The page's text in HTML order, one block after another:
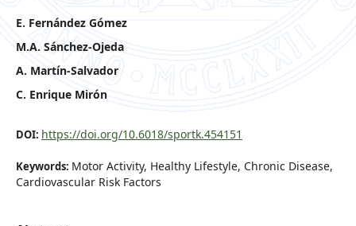
E. Fernández Gómez
M.A. Sánchez-Ojeda
A. Martín-Salvador
C. Enrique Mirón
DOI: https://doi.org/10.6018/sportk.454151
Keywords: Motor Activity, Healthy Lifestyle, Chronic Disease,
Cardiovascular Risk Factors